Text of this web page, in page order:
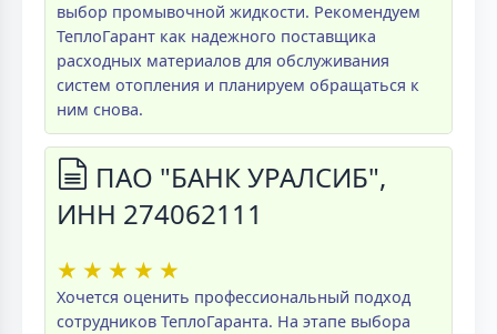
выбор промывочной жидкости. Рекомендуем
ТеплоГарант как надежного поставщика
расходных материалов для обслуживания
систем отопления и планируем обращаться к
ним снова.
ПАО "БАНК УРАЛСИБ",
ИНН 274062111
★ ★ ★ ★ ★
Хочется оценить профессиональный подход
сотрудников ТеплоГаранта. На этапе выбора